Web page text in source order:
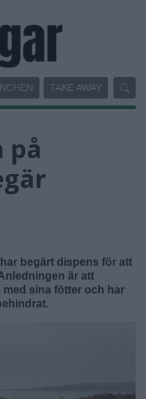
TAKE AWAY
på
begärt dispens för att
är att
sina fötter och har